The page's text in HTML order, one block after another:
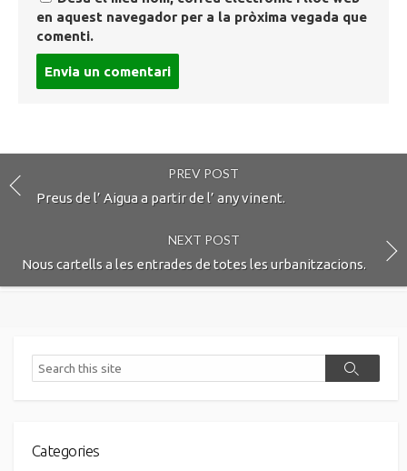
en aquest navegador per a la pròxima vegada que
comenti.
PREV POST
Preus de l’ Aigua a partir de l’ any vinent.
NEXT POST
Nous cartells a les entrades de totes les urbanitzacions.
Search
Search
Categories